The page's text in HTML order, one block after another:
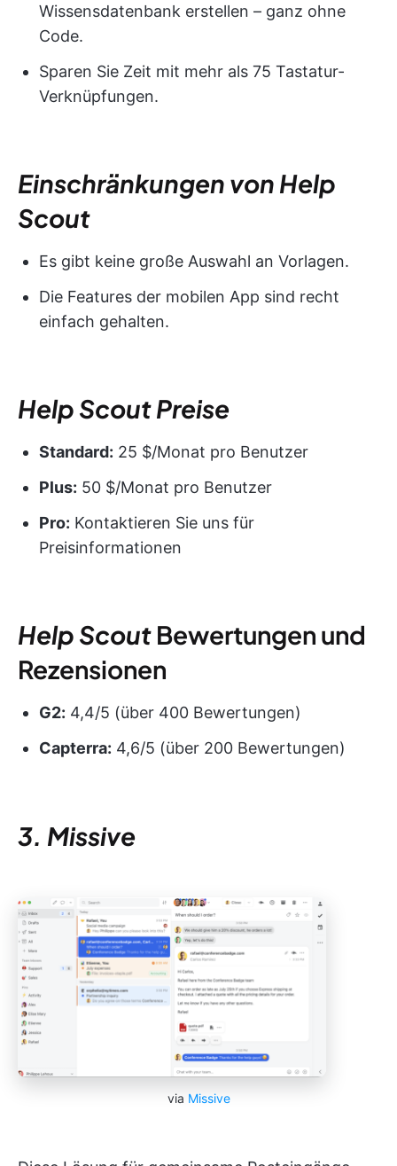
Wissensdatenbank erstellen – ganz ohne
Code.
Sparen Sie Zeit mit mehr als 75 Tastatur-
Verknüpfungen.
Einschränkungen von Help
Scout
Es gibt keine große Auswahl an Vorlagen.
Die Features der mobilen App sind recht
einfach gehalten.
Help ScoutPreise
Standard: 25 $/Monat pro Benutzer
Plus: 50 $/Monat pro Benutzer
Pro: Kontaktieren Sie uns für
Preisinformationen
Help Scout Bewertungen und
Rezensionen
G2: 4,4/5 (über 400 Bewertungen)
Capterra: 4,6/5 (über 200 Bewertungen)
3. Missive
via Missive